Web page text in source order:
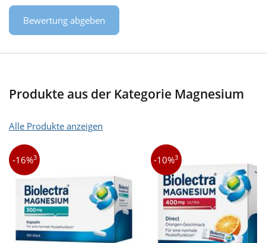
Bewertung abgeben
Produkte aus der Kategorie Magnesium
Alle Produkte anzeigen
-16%3 -10%3